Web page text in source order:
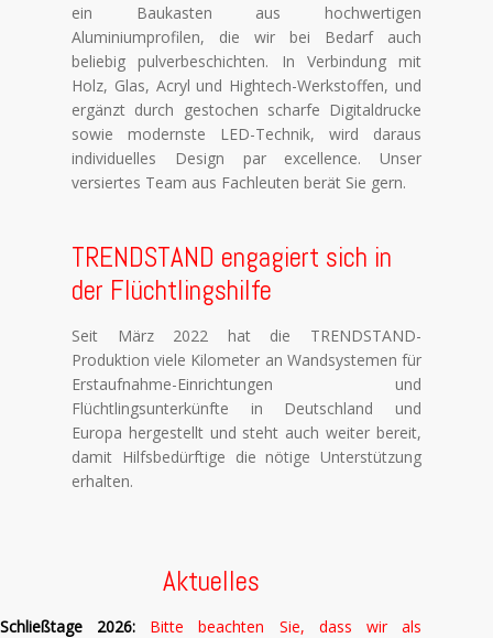
ein Baukasten aus hochwertigen
Aluminiumprofilen, die wir bei Bedarf auch
beliebig pulverbeschichten. In Verbindung mit
Holz, Glas, Acryl und Hightech-Werkstoffen, und
ergänzt durch gestochen scharfe Digitaldrucke
sowie modernste LED-Technik, wird daraus
individuelles Design par excellence. Unser
versiertes Team aus Fachleuten berät Sie gern.
TRENDSTAND engagiert sich in
der Flüchtlingshilfe
Seit März 2022 hat die TRENDSTAND-
Produktion viele Kilometer an Wandsystemen für
Erstaufnahme-Einrichtungen und
Flüchtlingsunterkünfte in Deutschland und
Europa hergestellt und steht auch weiter bereit,
damit Hilfsbedürftige die nötige Unterstützung
erhalten.
Aktuelles
Schließtage 2026: Bitte beachten Sie, dass wir als